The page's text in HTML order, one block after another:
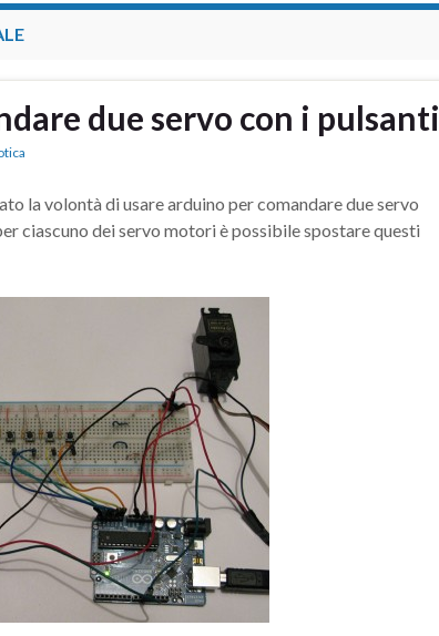
due servo con i pulsanti
la volontà di usare arduino per comandare due servo
ciascuno dei servo motori è possibile spostare questi